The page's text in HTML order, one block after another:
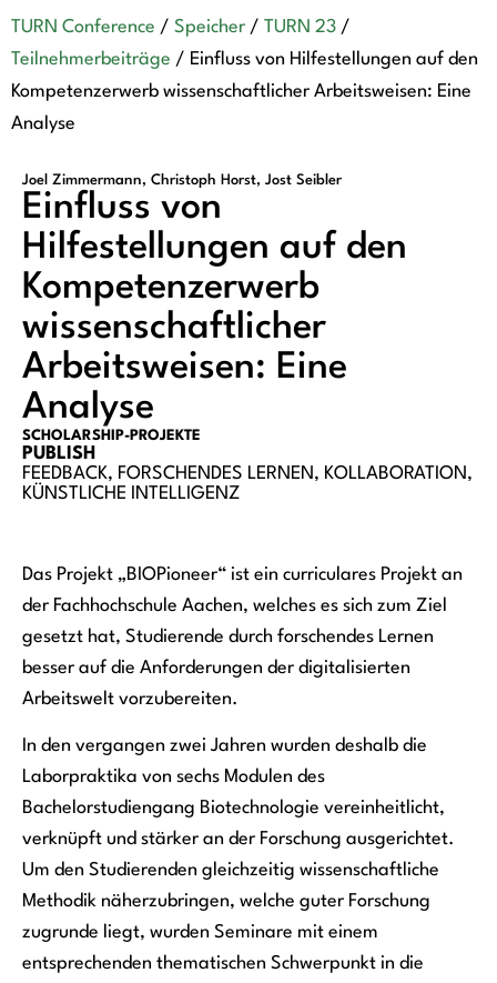
TURN Conference / Speicher / TURN 23 /
Teilnehmerbeiträge / Einfluss von Hilfestellungen auf den
Kompetenzerwerb wissenschaftlicher Arbeitsweisen: Eine
Analyse
Joel Zimmermann, Christoph Horst, Jost Seibler
Einfluss von
Hilfestellungen auf den
Kompetenzerwerb
wissenschaftlicher
Arbeitsweisen: Eine
Analyse
SCHOLARSHIP-PROJEKTE
PUBLISH
FEEDBACK, FORSCHENDES LERNEN, KOLLABORATION,
KÜNSTLICHE INTELLIGENZ
Das Projekt „BIOPioneer“ ist ein curriculares Projekt an
der Fachhochschule Aachen, welches es sich zum Ziel
gesetzt hat, Studierende durch forschendes Lernen
besser auf die Anforderungen der digitalisierten
Arbeitswelt vorzubereiten.
In den vergangen zwei Jahren wurden deshalb die
Laborpraktika von sechs Modulen des
Bachelorstudiengang Biotechnologie vereinheitlicht,
verknüpft und stärker an der Forschung ausgerichtet.
Um den Studierenden gleichzeitig wissenschaftliche
Methodik näherzubringen, welche guter Forschung
zugrunde liegt, wurden Seminare mit einem
entsprechenden thematischen Schwerpunkt in die